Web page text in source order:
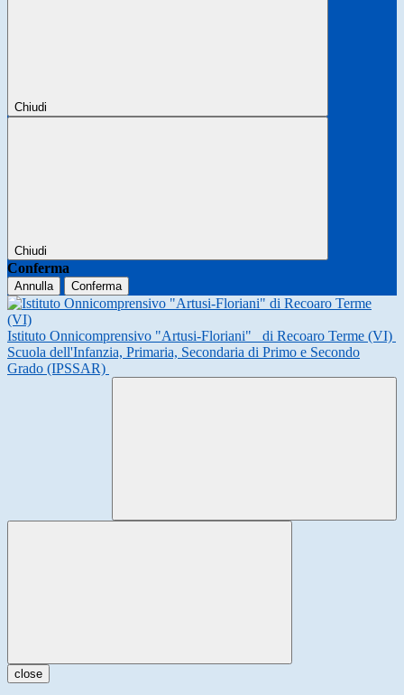
Chiudi
Chiudi
Conferma
Annulla Conferma
Istituto Onnicomprensivo "Artusi-Floriani"
di Recoaro Terme (VI)
Scuola dell'Infanzia, Primaria, Secondaria di Primo e Secondo
Grado (IPSSAR)
close